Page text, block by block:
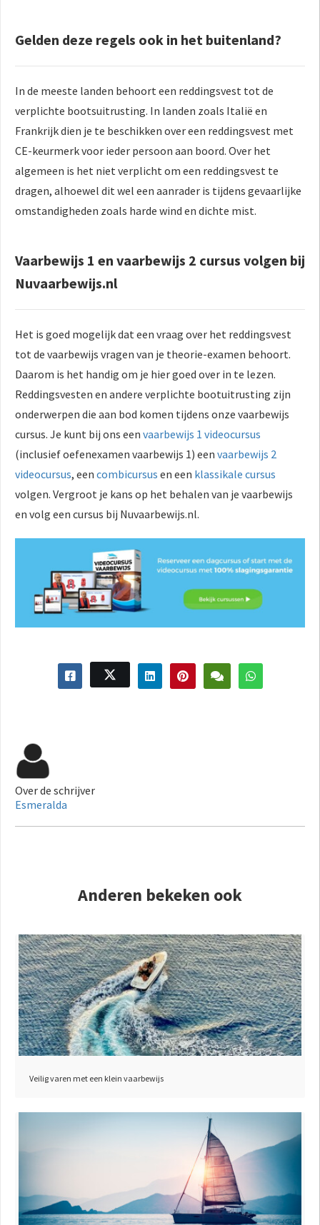
Gelden deze regels ook in het buitenland?
In de meeste landen behoort een reddingsvest tot de
verplichte bootsuitrusting. In landen zoals Italië en
Frankrijk dien je te beschikken over een reddingsvest met
CE-keurmerk voor ieder persoon aan boord. Over het
algemeen is het niet verplicht om een reddingsvest te
dragen, alhoewel dit wel een aanrader is tijdens gevaarlijke
omstandigheden zoals harde wind en dichte mist.
Vaarbewijs 1 en vaarbewijs 2 cursus volgen bij
Nuvaarbewijs.nl
Het is goed mogelijk dat een vraag over het reddingsvest
tot de vaarbewijs vragen van je theorie-examen behoort.
Daarom is het handig om je hier goed over in te lezen.
Reddingsvesten en andere verplichte bootuitrusting zijn
onderwerpen die aan bod komen tijdens onze vaarbewijs
cursus. Je kunt bij ons een vaarbewijs 1 videocursus
(inclusief oefenexamen vaarbewijs 1) een vaarbewijs 2
videocursus, een combicursus en een klassikale cursus
volgen. Vergroot je kans op het behalen van je vaarbewijs
en volg een cursus bij Nuvaarbewijs.nl.
Over de schrijver
Esmeralda
Anderen bekeken ook
Veilig varen met een klein vaarbewijs